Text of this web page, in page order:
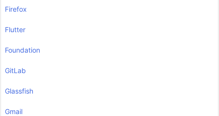
Firefox
Flutter
Foundation
GitLab
Glassfish
Gmail